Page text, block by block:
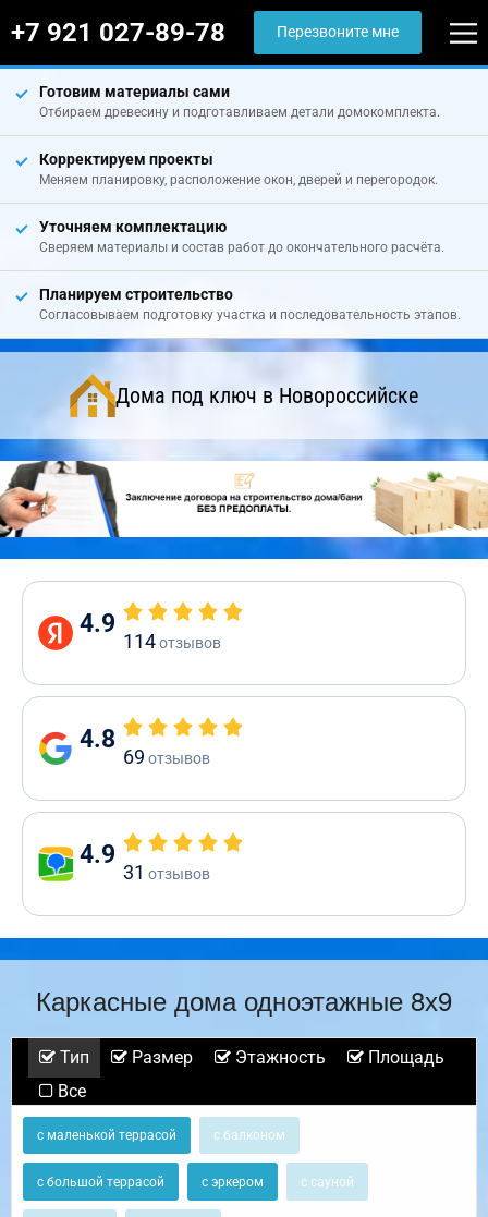
+7 921 027-89-78 Перезвоните мне
Готовим материалы сами
Отбираем древесину и подготавливаем детали домокомплекта.
Корректируем проекты
Меняем планировку, расположение окон, дверей и перегородок.
Уточняем комплектацию
Сверяем материалы и состав работ до окончательного расчёта.
Планируем строительство
Согласовываем подготовку участка и последовательность этапов.
Дома под ключ в Новороссийске
4.9
114отзывов
4.8
69 отзывов
4.9
31 отзывов
Каркасные дома одноэтажные 8х9
Тип Размер Этажность
Площадь
Все
с маленькой террасой с балконом
с большой террасой с эркером с сауной